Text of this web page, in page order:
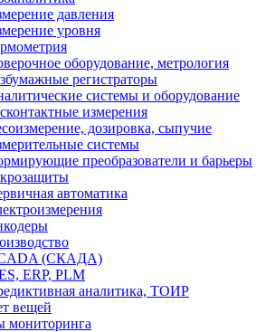
давления
уровня
оборудование, метрология
регистраторы
системы и оборудование
измерения
дозировка, сыпучие
системы
преобразователи и барьеры
автоматика
(СКАДА)
ERP, PLM
аналитика, ТОИР
вещей
мониторинга